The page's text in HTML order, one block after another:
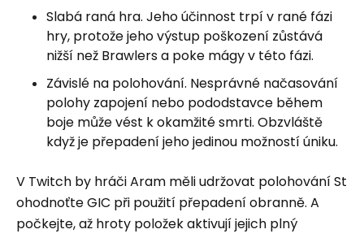
Slabá raná hra. Jeho účinnost trpí v rané fázi
hry, protože jeho výstup poškození zůstává
nižší než Brawlers a poke mágy v této fázi.
Závislé na polohování. Nesprávné načasování
polohy zapojení nebo pododstavce během
boje může vést k okamžité smrti. Obzvláště
když je přepadení jeho jedinou možností úniku.
V Twitch by hráči Aram měli udržovat polohování St
ohodnoťte GIC při použití přepadení obranně. A
počkejte, až hroty položek aktivují jejich plný